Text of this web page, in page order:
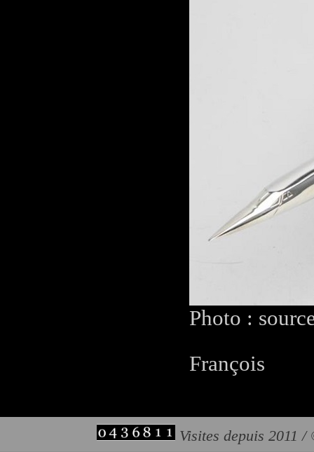
Photo :
François
Visites depuis 2011